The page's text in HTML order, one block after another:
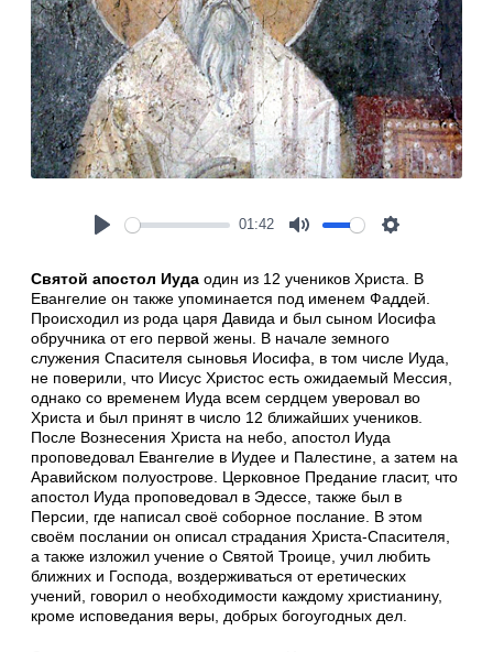
01:42
Святой апостол Иуда один из 12 учеников Христа. В
Евангелие он также упоминается под именем Фаддей.
Происходил из рода царя Давида и был сыном Иосифа
обручника от его первой жены. В начале земного
служения Спасителя сыновья Иосифа, в том числе Иуда,
не поверили, что Иисус Христос есть ожидаемый Мессия,
однако со временем Иуда всем сердцем уверовал во
Христа и был принят в число 12 ближайших учеников.
После Вознесения Христа на небо, апостол Иуда
проповедовал Евангелие в Иудее и Палестине, а затем на
Аравийском полуострове. Церковное Предание гласит, что
апостол Иуда проповедовал в Эдессе, также был в
Персии, где написал своё соборное послание. В этом
своём послании он описал страдания Христа-Спасителя,
а также изложил учение о Святой Троице, учил любить
ближних и Господа, воздерживаться от еретических
учений, говорил о необходимости каждому христианину,
кроме исповедания веры, добрых богоугодных дел.